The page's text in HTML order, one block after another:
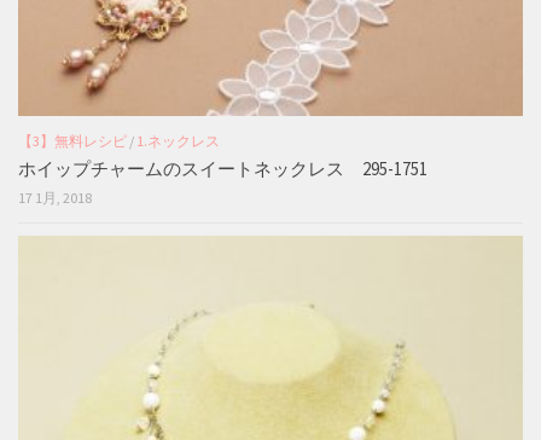
【3】無料レシピ / 1.ネックレス
ホイップチャームのスイートネックレス 295-1751
17 1月, 2018